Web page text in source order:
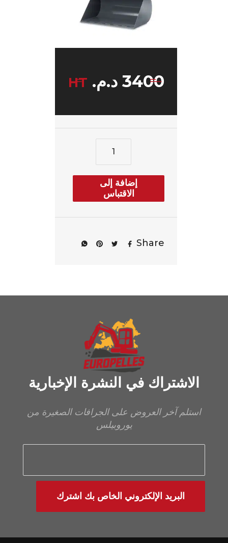
3400 د.م. HT
إضافة إلى
الاقتباس
Share
الاشتراك في النشرة الإخبارية
استلم آخر العروض على الجرافات الصغيرة من
يوروبيلس
البريد الإلكتروني الخاص بك اشترك